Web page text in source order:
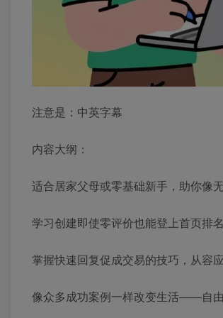
注意是：中英字幕
内容大纲：
适合居家父母或零基础新手，助你像
学习创建即使零评价也能登上首页排名
掌握快速回复促成交易的技巧，从容应
像众多成功案例一样改变生活——自